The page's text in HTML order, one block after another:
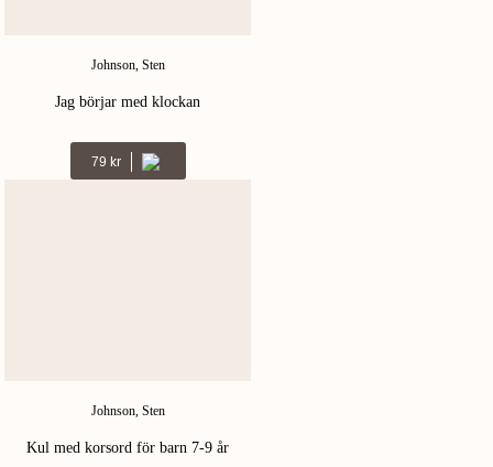
Johnson, Sten
Jag börjar med klockan
79 Kr
Johnson, Sten
Kul med korsord för barn 7-9 år